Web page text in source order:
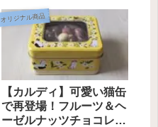
オリジナル商品
【カルディ】可愛い猫缶
で再登場！フルーツ＆ヘ
ーゼルナッツチョコレー